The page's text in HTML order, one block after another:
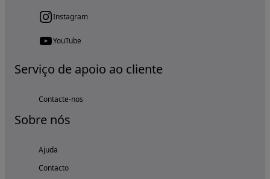
Instagram
YouTube
Serviço de apoio ao cliente
Contacte-nos
Sobre nós
Ajuda
Contacto